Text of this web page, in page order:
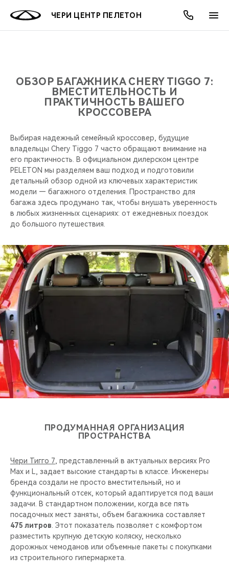
ЧЕРИ ЦЕНТР ПЕЛЕТОН
ВСЕ МОДЕЛИ
КРОССОВЕРЫ
СЕДАНЫ
НОВИНКИ
ВЫБОР И ПОКУПКА
ПОДДЕРЖКА
CHERY CONNECT
АКСЕССУАРЫ
CHERY В СОЦСЕТЯХ
ЛЮДИ CHERY
БЛАГОТВОРИТЕЛЬНОСТЬ
CHERY И СПОРТ
НАШИ МЕРОПРИЯТИЯ
ВИДЕООБЗОРЫ
CHERY ДЛЯ ДЕТЕЙ
ВЫГОДЫ И АКЦИИ
ВЫБОР И ПОКУПКА
ОБЗОР БАГАЖНИКА CHERY TIGGO 7:
ВМЕСТИТЕЛЬНОСТЬ И
ПРАКТИЧНОСТЬ ВАШЕГО
КРОССОВЕРА
Выбирая надежный семейный кроссовер, будущие
владельцы Chery Tiggo 7 часто обращают внимание на
его практичность. В официальном дилерском центре
PELETON мы разделяем ваш подход и подготовили
детальный обзор одной из ключевых характеристик
модели — багажного отделения. Пространство для
багажа здесь продумано так, чтобы внушать уверенность
в любых жизненных сценариях: от ежедневных поездок
до большого путешествия.
ПРОДУМАННАЯ ОРГАНИЗАЦИЯ
ПРОСТРАНСТВА
Чери Тигго 7 , представленный в актуальных версиях Pro
Max и L, задает высокие стандарты в классе. Инженеры
бренда создали не просто вместительный, но и
функциональный отсек, который адаптируется под ваши
задачи. В стандартном положении, когда все пять
посадочных мест заняты, объем багажника составляет
475 литров . Этот показатель позволяет с комфортом
разместить крупную детскую коляску, несколько
дорожных чемоданов или объемные пакеты с покупками
из строительного гипермаркета.